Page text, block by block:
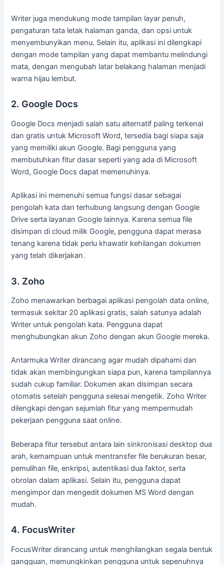
Writer juga mendukung mode tampilan layar penuh,
pengaturan tata letak halaman ganda, dan opsi untuk
menyembunyikan menu. Selain itu, aplikasi ini dilengkapi
dengan mode tampilan yang dapat membantu melindungi
mata, dengan mengubah latar belakang halaman menjadi
warna hijau lembut.
2. Google Docs
Google Docs menjadi salah satu alternatif paling terkenal
dan gratis untuk Microsoft Word, tersedia bagi siapa saja
yang memiliki akun Google. Bagi pengguna yang
membutuhkan fitur dasar seperti yang ada di Microsoft
Word, Google Docs dapat memenuhinya.
Aplikasi ini memenuhi semua fungsi dasar sebagai
pengolah kata dan terhubung langsung dengan Google
Drive serta layanan Google lainnya. Karena semua file
disimpan di cloud milik Google, pengguna dapat merasa
tenang karena tidak perlu khawatir kehilangan dokumen
yang telah dikerjakan.
3. Zoho
Zoho menawarkan berbagai aplikasi pengolah data online,
termasuk sekitar 20 aplikasi gratis, salah satunya adalah
Writer untuk pengolah kata. Pengguna dapat
menghubungkan akun Zoho dengan akun Google mereka.
Antarmuka Writer dirancang agar mudah dipahami dan
tidak akan membingungkan siapa pun, karena tampilannya
sudah cukup familiar. Dokumen akan disimpan secara
otomatis setelah pengguna selesai mengetik. Zoho Writer
dilengkapi dengan sejumlah fitur yang mempermudah
pekerjaan pengguna saat online.
Beberapa fitur tersebut antara lain sinkronisasi desktop dua
arah, kemampuan untuk mentransfer file berukuran besar,
pemulihan file, enkripsi, autentikasi dua faktor, serta
obrolan dalam aplikasi. Selain itu, pengguna dapat
mengimpor dan mengedit dokumen MS Word dengan
mudah.
4. FocusWriter
FocusWriter dirancang untuk menghilangkan segala bentuk
gangguan, memungkinkan pengguna untuk sepenuhnya